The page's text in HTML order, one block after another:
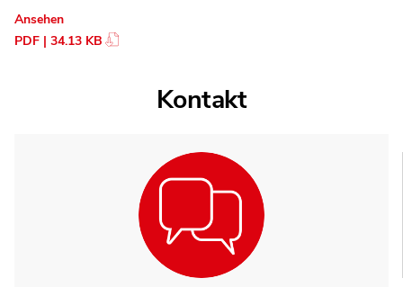
Ansehen
PDF | 34.13 KB
Kontakt